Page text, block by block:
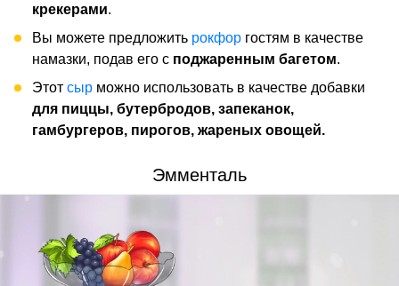
крекерами.
Вы можете предложить рокфор гостям в качестве
намазки, подав его с поджаренным багетом.
Этот сыр можно использовать в качестве добавки
для пиццы, бутербродов, запеканок,
гамбургеров, пирогов, жареных овощей.
Эмменталь